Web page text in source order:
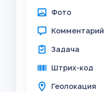
Фото
Комментарий
Задача
Штрих-код
Геолокация